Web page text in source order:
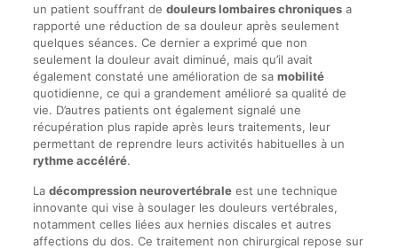
un patient souffrant de douleurs lombaires chroniquesa
rapporté une réduction de sa douleur après seulement
quelques séances. Ce dernier a exprimé que non
seulement la douleur avait diminué, mais qu’il avait
également constaté une amélioration de sa mobilité
quotidienne, ce qui a grandement amélioré sa qualité de
vie. D’autres patients ont également signalé une
récupération plus rapide après leurs traitements, leur
permettant de reprendre leurs activités habituelles à un
rythme accéléré.
La décompression neurovertébraleest une technique
innovante qui vise à soulager les douleurs vertébrales,
notamment celles liées aux hernies discales et autres
affections du dos. Ce traitement non chirurgical repose sur